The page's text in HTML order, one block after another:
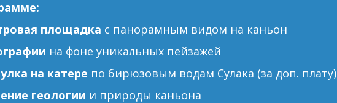
площадка с панорамным видом на каньон
на фоне уникальных пейзажей
на катере по бирюзовым водам Сулака (за доп. плату)
геологии и природы каньона